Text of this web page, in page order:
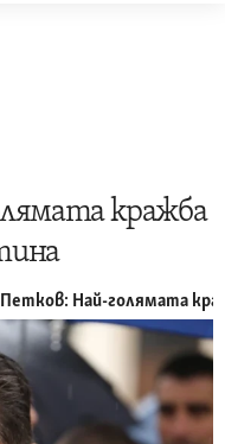
кражба
Най-голямата